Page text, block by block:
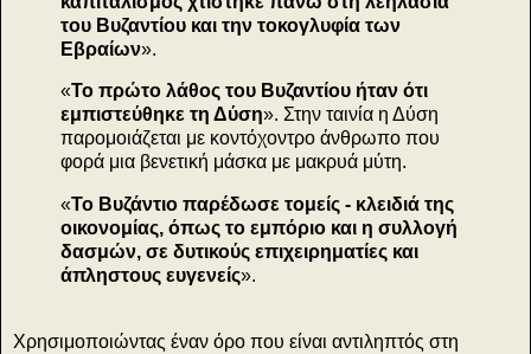
του Βυζαντίου και την τοκογλυφία των
Εβραίων».
«To πρώτο λάθος του Βυζαντίου ήταν ότι
εμπιστεύθηκε τη Δύση». Στην ταινία η Δύση
παρομοιάζεται με κοντόχοντρο άνθρωπο που
φορά μια βενετική μάσκα με μακρυά μύτη.
«Το Βυζάντιο παρέδωσε τομείς - κλειδιά της
οικονομίας, όπως το εμπόριο και η συλλογή
δασμών, σε δυτικούς επιχειρηματίες και
άπληστους ευγενείς».
Χρησιμοποιώντας έναν όρο που είναι αντιληπτός στη